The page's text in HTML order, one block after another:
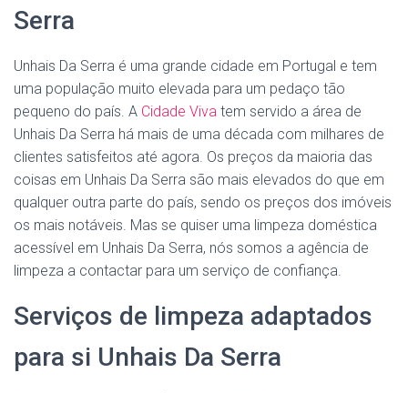
Serra
Unhais Da Serra é uma grande cidade em Portugal e tem
uma população muito elevada para um pedaço tão
pequeno do país. A Cidade Viva tem servido a área de
Unhais Da Serra há mais de uma década com milhares de
clientes satisfeitos até agora. Os preços da maioria das
coisas em Unhais Da Serra são mais elevados do que em
qualquer outra parte do país, sendo os preços dos imóveis
os mais notáveis. Mas se quiser uma limpeza doméstica
acessível em Unhais Da Serra, nós somos a agência de
limpeza a contactar para um serviço de confiança.
Serviços de limpeza adaptados
para si Unhais Da Serra